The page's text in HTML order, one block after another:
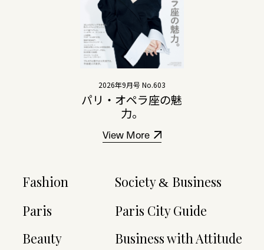
2026年9月号 No.603
パリ・オペラ座の魅
力。
View More
Fashion
Paris
Beauty
Society& Business
Paris City Guide
Business with Attitude